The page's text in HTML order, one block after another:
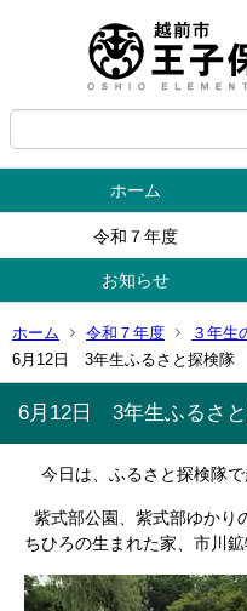
ホーム
令和７年度
お知らせ
ホーム 令和７年度
３年生
6月12日 3年生ふるさと探検隊
6月12日 3年生ふるさ
今日は、ふるさと探検隊で
紫式部公園、紫式部ゆかり
ちひろの生まれた家、市川